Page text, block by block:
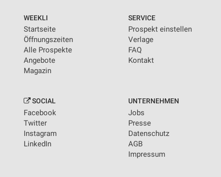
WEEKLI
Startseite
Öffnungszeiten
Alle Prospekte
Angebote
Magazin
SERVICE
Prospekt einstellen
Verlage
FAQ
Kontakt
SOCIAL
Facebook
Twitter
Instagram
LinkedIn
UNTERNEHMEN
Jobs
Presse
Datenschutz
AGB
Impressum